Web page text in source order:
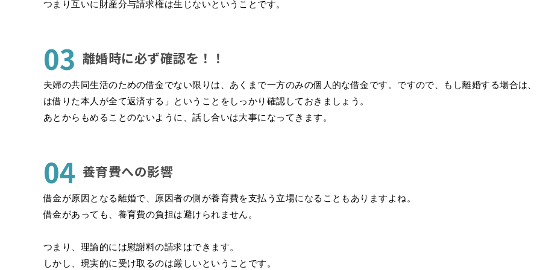
つまり互いに財産分与請求権は生じないということです。
03 離婚時に必ず確認を！！
夫婦の共同生活のための借金でない限りは、あくまで一方のみの個人的な借金です。ですので、もし離婚する場合は、
は借りた本人が全て返済する」
ということをしっかり確認しておきましょう。
あとからもめることのないように、話し合いは大事になってきます。
04 養育費への影響
借金が原因となる離婚で、原因者の側が養育費を支払う立場になることもありますよね。
借金があっても、養育費の負担は避けられません。
つまり、理論的には慰謝料の請求はできます。
しかし、現実的に受け取るのは厳しいということです。